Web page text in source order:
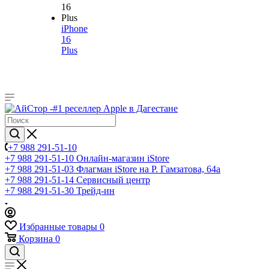
iPhone
16
Plus
+7 988 291-51-10
+7 988 291-51-10 Онлайн-магазин iStore
+7 988 291-51-03 Флагман iStore на Р. Гамзатова, 64а
+7 988 291-51-14 Сервисный центр
+7 988 291-51-30 Трейд-ин
Избранные товары 0
Корзина 0